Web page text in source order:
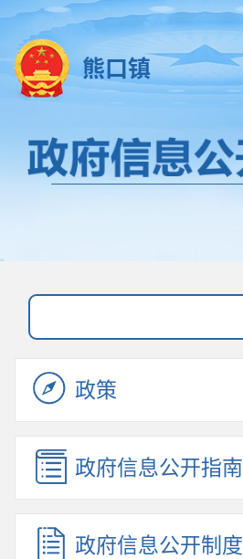
熊口镇
政策
政府信息公开指南
政府信息公开制度